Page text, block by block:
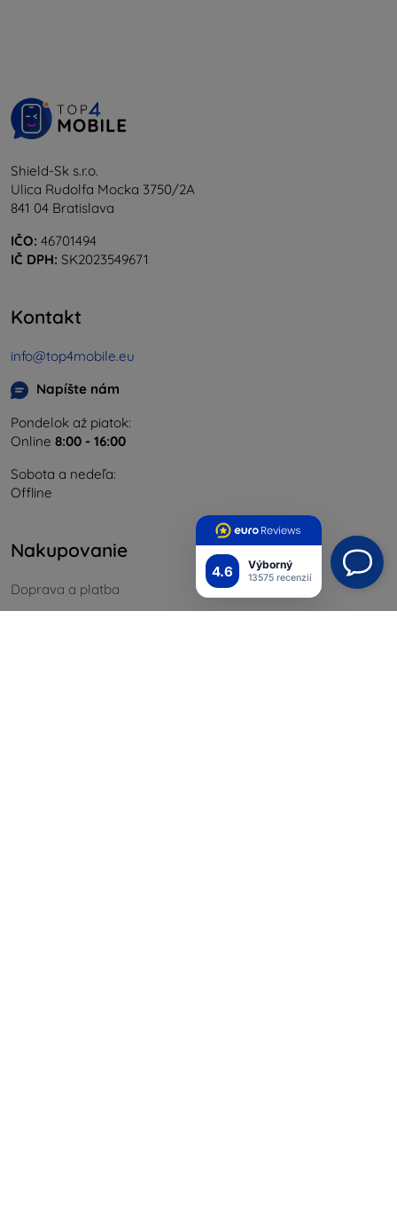
4.6 Výborný
13575 recenzií
Shield-Sk s.r.o.
Ulica Rudolfa Mocka 3750/2A
841 04 Bratislava
IČO: 46701494
IČ DPH: SK2023549671
Kontakt
info@top4mobile.eu
Napíšte nám
Pondelok až piatok:
Online 8:00 - 16:00
Sobota a nedeľa:
Offline
Nakupovanie
Doprava a platba